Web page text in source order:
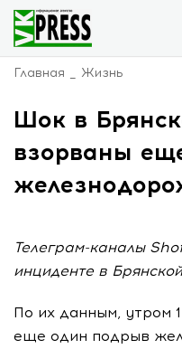
Главная Жизнь
Шок в
взорваны
Телеграм-каналы
инциденте в
По их данным, утром
еще один подрыв